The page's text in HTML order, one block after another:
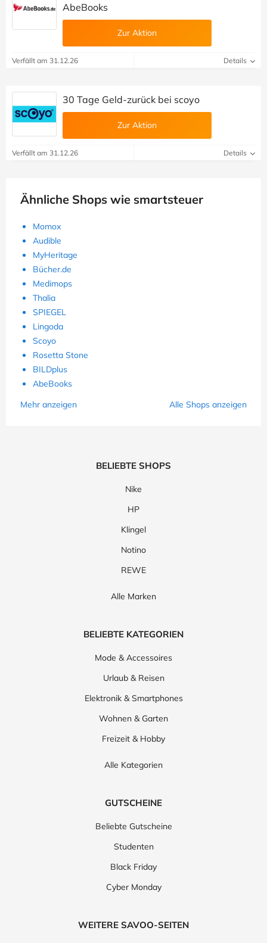
AbeBooks
Zur Aktion
Verfällt am 31.12.26 Details
30 Tage Geld-zurück bei scoyo
Zur Aktion
Verfällt am 31.12.26 Details
Ähnliche Shops wie smartsteuer
Momox
Audible
MyHeritage
Bücher.de
Medimops
Thalia
SPIEGEL
Lingoda
Scoyo
Rosetta Stone
BILDplus
AbeBooks
Mehr anzeigen
Alle Shops anzeigen
BELIEBTE SHOPS
Nike
HP
Klingel
Notino
REWE
Alle Marken
BELIEBTE KATEGORIEN
Mode & Accessoires
Urlaub & Reisen
Elektronik & Smartphones
Wohnen & Garten
Freizeit & Hobby
Alle Kategorien
GUTSCHEINE
Beliebte Gutscheine
Studenten
Black Friday
Cyber Monday
WEITERE SAVOO-SEITEN